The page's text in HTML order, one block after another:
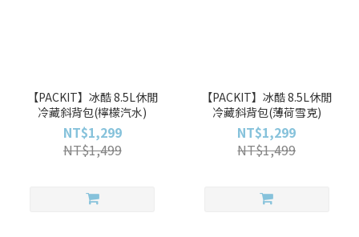
【PACKIT】冰酷 8.5L休閒
冷藏斜背包(檸檬汽水)
NT$1,299
NT$1,499
【PACKIT】冰酷 8.5L休閒
冷藏斜背包(薄荷雪克)
NT$1,299
NT$1,499